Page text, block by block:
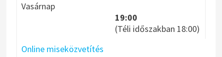
Vasárnap
19:00
(Téli időszakban 18:00)
Online miseközvetítés